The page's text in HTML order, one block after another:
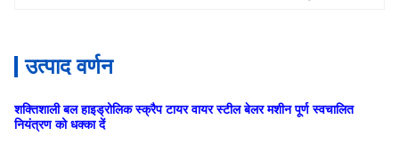
उत्पाद वर्णन
शक्तिशाली बल हाइड्रोलिक स्क्रैप टायर वायर स्टील बेलर मशीन पूर्ण स्वचालित
नियंत्रण को धक्का दें